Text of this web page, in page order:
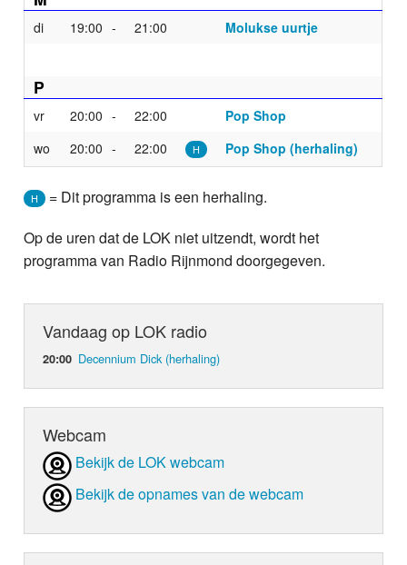
di 19:00 21:00 Molukse uurtje
P
vr 20:00 22:00
Pop Shop
wo
20:00 22:00 H Pop Shop (herhaling)
H
= Dit programma is een herhaling.
Op de uren dat de LOK niet uitzendt, wordt het
programma van Radio Rijnmond doorgegeven.
Vandaag op LOK radio
20:00 Decennium Dick (herhaling)
Webcam
Bekijk de LOK webcam
Bekijk de opnames van de webcam